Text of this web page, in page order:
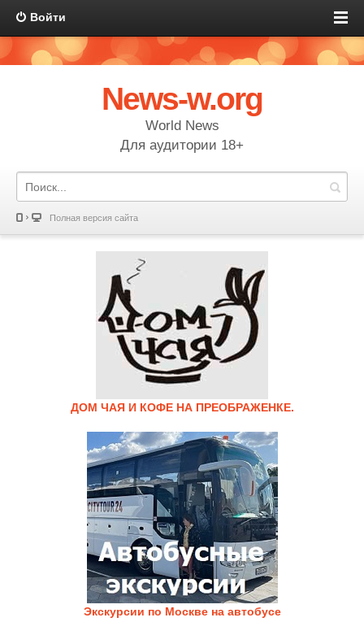
Войти
News-w.org
World News
Для аудитории 18+
Полная версия сайта
ДОМ ЧАЯ И КОФЕ НА ПРЕОБРАЖЕНКЕ.
Экскурсии по Москве на автобусе